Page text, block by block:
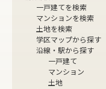
一戸建てを検索
マンションを検索
土地を検索
学区マップから探す
沿線・駅から探す
一戸建て
マンション
土地